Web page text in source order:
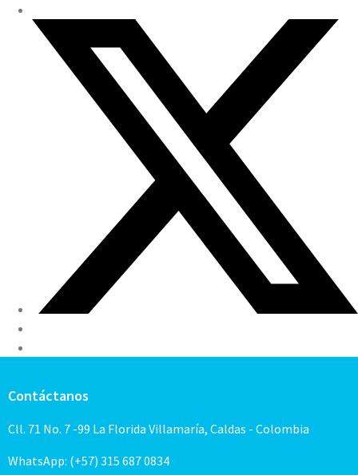
Contáctanos
Cll. 71 No. 7 -99 La Florida Villamaría, Caldas - Colombia
WhatsApp: (+57) 315 687 0834